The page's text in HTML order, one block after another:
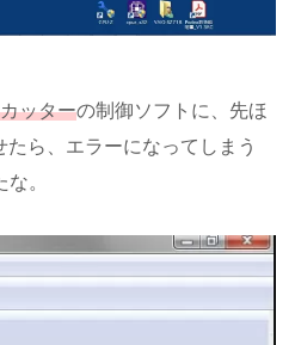
ッターの制御ソフトに、先ほ
ら、エラーになってしまう
。